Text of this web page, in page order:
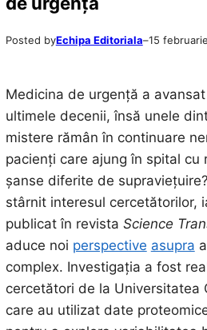
Posted byEchipa Editoriala–15
Medicina de urgență a
ultimele decenii, însă unele
mistere rămân în continuare
pacienți care ajung în spital cu
șanse diferite de
stârnit interesul cercetătorilor,
publicat în revista Science
aduce noi perspective asupra
complex. Investigația a fost
cercetători de la Universitatea
care au utilizat date